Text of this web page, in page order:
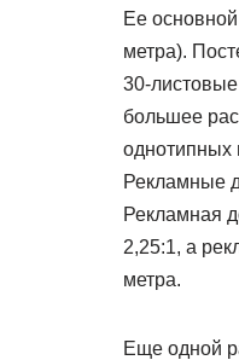
Ее
метра).
30-
большее
однотипных
Рекламные
Рекламная
2,25:1, а
метра.
Еще одной